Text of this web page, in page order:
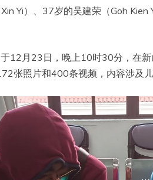
Yi）、37岁的吴建荣（Goh Kien
12月23日，晚上10时30分，在
张照片和400条视频，内容涉及